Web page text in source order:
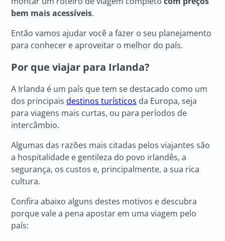
bem mais acessíveis.
Então vamos ajudar você a fazer o seu planejamento
para conhecer e aproveitar o melhor do país.
Por que viajar para Irlanda?
A Irlanda é um país que tem se destacado como um
dos principaisdestinos turísticos da Europa, seja
para viagens mais curtas, ou para períodos de
intercâmbio.
Algumas das razões mais citadas pelos viajantes são
a hospitalidade e gentileza do povo irlandês, a
segurança, os custos e, principalmente, a sua rica
cultura.
Confira abaixo alguns destes motivos e descubra
porque vale a pena apostar em uma viagem pelo
país: